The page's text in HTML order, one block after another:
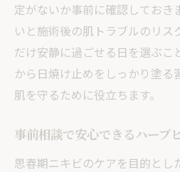
定がないか事前に確認しておき
いと施術後の肌トラブルのリス
だけ安静に過ごせる日を選ぶこ
から日焼け止めをしっかり塗る
肌を守るために役立ちます。
事前相談で安心できるハーブ
思春期ニキビのケアを目的とし